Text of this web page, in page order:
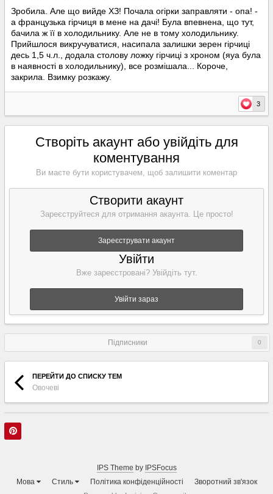
Зробила. Але що вийде ХЗ! Почала огірки заправляти - опа! -
а французька гірчиця в мене на дачі! Була впевнена, що тут,
бачила ж її в холодильнику. Але не в тому холодильнику.
Прийшлося викручуватися, насипала залишки зерен гірчиці
десь 1,5 ч.л., додала столову ложку гірчиці з хроном (яуа була
в наявності в холодильнику), все розмішала... Короче,
закрила. Взимку розкажу.
3
Створіть акаунт або увійдіть для
коментування
Ви маєте бути користувачем, щоб залишити коментар
Створити акаунт
Зареєструйтеся для отримання акаунта. Це просто!
Зареєструвати акаунт
Увійти
Вже зареєстровані? Увійдіть тут.
Увійти зараз
Підписники 0
ПЕРЕЙТИ ДО СПИСКУ ТЕМ
Овочеві
IPS Theme by IPSFocus
Мова
Стиль Політика конфіденційності
Зворотний зв'язок